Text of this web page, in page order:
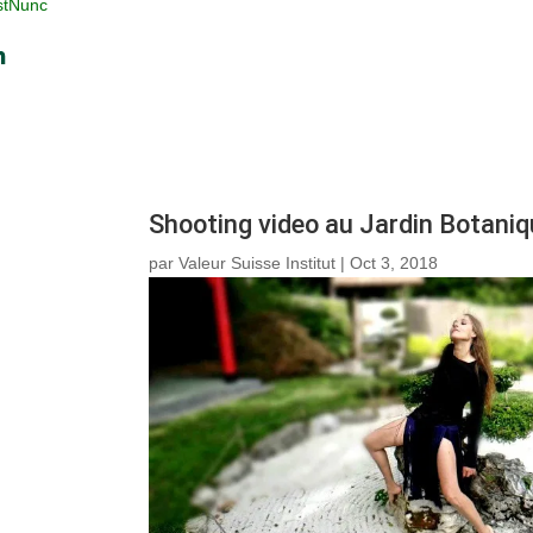
Shooting video au Jardin
par Valeur Suisse Institut | Oct 3, 2018